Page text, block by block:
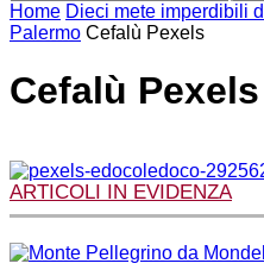
Home Dieci mete imperdibili
Palermo Cefalù Pexels
Cefalù Pexels
ARTICOLI IN EVIDENZA